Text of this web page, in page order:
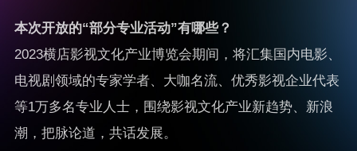
本次开放的“部分专业活动”有哪些？
2023横店影视文化产业博览会期间，将汇集国内电影、
电视剧领域的专家学者、大咖名流、优秀影视企业代表
等1万多名专业人士，围绕影视文化产业新趋势、新浪
潮，把脉论道，共话发展。